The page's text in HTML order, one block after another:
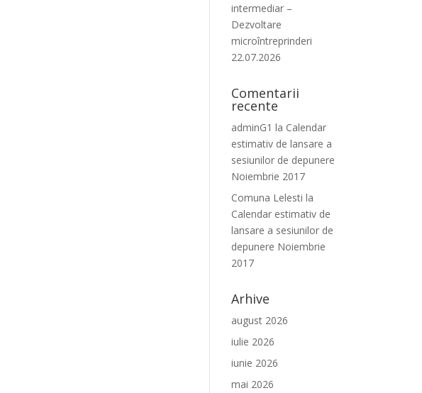
intermediar –
Dezvoltare
microîntreprinderi
22.07.2026
Comentarii
recente
adminG1 la Calendar
estimativ de lansare a
sesiunilor de depunere
Noiembrie 2017
Comuna Lelesti la
Calendar estimativ de
lansare a sesiunilor de
depunere Noiembrie
2017
Arhive
august 2026
iulie 2026
iunie 2026
mai 2026